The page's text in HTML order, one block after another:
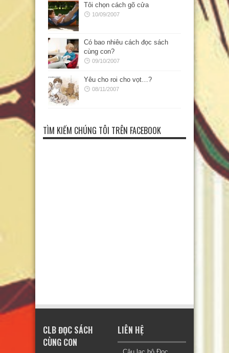
Tôi chọn cách gõ cửa
10/09/2007
Có bao nhiêu cách đọc sách
cùng con?
09/10/2007
Yêu cho roi cho vọt…?
08/11/2007
TÌM KIẾM CHÚNG TÔI TRÊN FACEBOOK
CLB ĐỌC SÁCH
CÙNG CON
LIÊN HỆ